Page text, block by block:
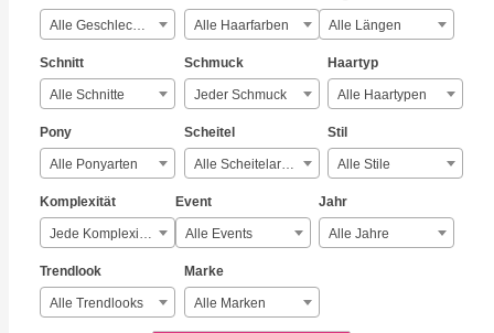
Alle Geschlechter Alle Haarfarben Alle Längen
Schnitt
Alle Schnitte
Schmuck
Jeder Schmuck
Haartyp
Alle Haartypen
Pony
Alle Ponyarten
Scheitel
Alle Scheitelarten
Stil
Alle Stile
Komplexität
Jede Komplexität
Event
Alle Events
Jahr
Alle Jahre
Trendlook
Alle Trendlooks
Marke
Alle Marken